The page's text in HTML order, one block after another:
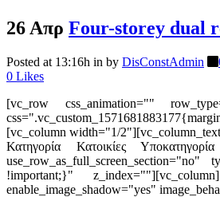
26 Απρ Four-storey dual
Posted at 13:16h in by DisConstAdmin
0 Likes
[vc_row css_animation=""
[vc_column width="1/
Κατηγορία Κατοικίες
use_row_as_full_screen_section="no"
!important;}"
enable_image_shadow="yes"